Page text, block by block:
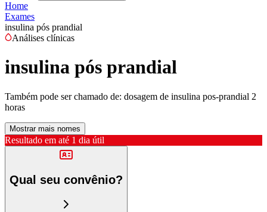
Home
Exames
insulina pós prandial
Análises clínicas
insulina pós prandial
Também pode ser chamado de: dosagem de insulina pos-prandial 2
horas
Mostrar mais nomes
Resultado em até 1 dia útil
Qual seu convênio?